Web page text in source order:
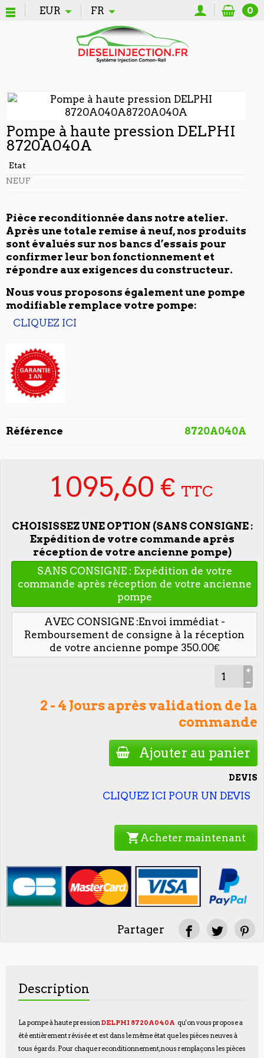
EUR FR 0
Pompe à haute pression DELPHI
8720A040A
Etat
NEUF
Pièce reconditionnée dans notre atelier.
Après une totale remise à neuf, nos produits
sont évalués sur nos bancs d’essais pour
confirmer leur bon fonctionnement et
répondre aux exigences du constructeur.
Nous vous proposons également une pompe
modifiable remplace votre pompe:
CLIQUEZ ICI
Référence 8720A040A
1 095,60 € TTC
CHOISISSEZ UNE OPTION (SANS CONSIGNE :
Expédition de votre commande après
réception de votre ancienne pompe)
SANS CONSIGNE : Expédition de votre
commande après réception de votre ancienne
pompe
AVEC CONSIGNE :Envoi immédiat -
Remboursement de consigne à la réception
de votre ancienne pompe 350.00€
2 - 4 Jours après validation de la
commande
Ajouter au panier
DEVIS
CLIQUEZ ICI POUR UN DEVIS
shopping_cart Acheter maintenant
Partager
Description
La pompe à haute pressionDELPHI 8720A040A qu'on vous propose a
été entièrement révisée et est dans le même état que les pièces neuves à
tous égards. Pour chaque reconditionnement, nous remplaçons les pièces